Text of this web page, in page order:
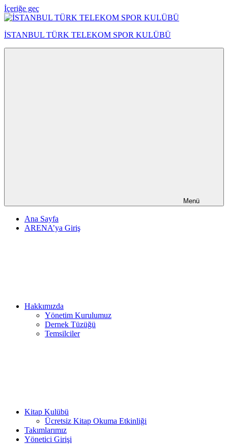
İçeriğe geç
İSTANBUL TÜRK TELEKOM SPOR KULÜBÜ
Menü
Ana Sayfa
ARENA’ya Giriş
Hakkımızda
Yönetim Kurulumuz
Dernek Tüzüğü
Temsilciler
Kitap Kulübü
Ücretsiz Kitap Okuma Etkinliği
Takımlarımız
Yönetici Girişi